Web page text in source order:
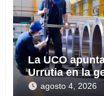
La UCO
Urrutia en la
Tubos
agosto 4, 2026